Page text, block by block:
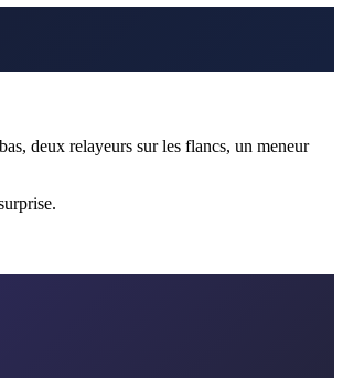
deux relayeurs sur les flancs, un meneur